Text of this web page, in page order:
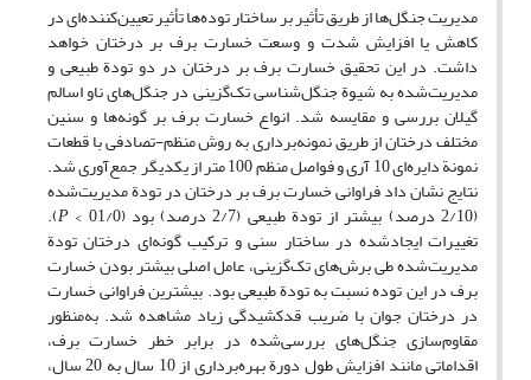
مدیریت جنگل‌ها از طریق تأثیر بر ساختار توده‌ها تأثیر تعیین‌کننده‌ای در
کاهش یا افزایش شدت و وسعت خسارت برف بر درختان خواهد
داشت. در این تحقیق خسارت برف بر درختان در دو تودة طبیعی و
مدیریت‌شده به شیوة جنگل‌شناسی تک‌گزینی در جنگل‌های ناو اسالم
گیلان بررسی و مقایسه شد. انواع خسارت برف بر گونه‌ها و سنین
مختلف درختان از طریق نمونه‌برداری به روش منظم-تصادفی با قطعات
نمونة دایره‌ای 10 آری و فواصل منظم 100 متر از یکدیگر جمع‌آوری شد.
نتایج نشان داد فراوانی خسارت برف بر درختان در تودة مدیریت‌شده
(2/10 درصد) بیشتر از تودة طبیعی (2/7 درصد) بود (01/0 > P
).
تغییرات ایجادشده در ساختار سنی و ترکیب گونه‌ای درختان تودة
مدیریت‌شده طی برش‌های تک‌گزینی، عامل اصلی بیشتر بودن خسارت
برف در این توده نسبت به تودة طبیعی بود. بیشترین فراوانی خسارت
در درختان جوان با ضریب قدکشیدگی زیاد مشاهده شد. به‌منظور
مقاوم‌سازی جنگل‌های بررسی‌شده در برابر خطر خسارت برف،
اقداماتی مانند افزایش طول دورة بهره‌برداری از 10 سال به 20 سال،